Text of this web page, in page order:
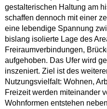
gestalterischen Haltung am
schaffen dennoch mit einer
eine lebendige Spannung
bislang isolierte Lage des
Freiraumverbindungen,
aufgehoben. Das Ufer wird
inszeniert. Ziel ist des
Nutzungsvielfalt: Wohnen,
Freizeit werden miteinander
Wohnformen entstehen